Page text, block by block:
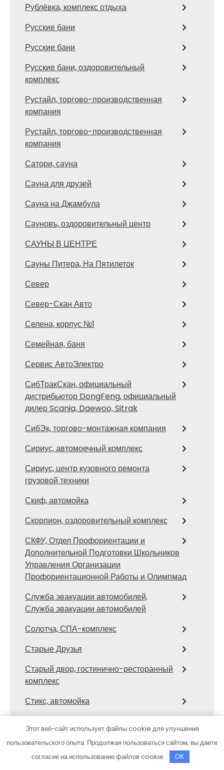
Рублёвка, комплекс отдыха
Русские бани
Русские бани
Русские бани, оздоровительный
комплекс
Рустайл, торгово-производственная
компания
Рустайл, торгово-производственная
компания
Сатори, сауна
Сауна для друзей
Сауна на Джамбула
Сауновъ, оздоровительный центр
САУНЫ В ЦЕНТРЕ
Сауны Питера, На Пятилеток
Север
Север-Скан Авто
Селена, корпус №1
Семейная, баня
Сервис АвтоЭлектро
СибТракСкан, официальный
дистрибьютор DongFeng, официальный
дилер Scania, Daewoo, Sitrak
СибЭк, торгово-монтажная компания
Сириус, автомоечный комплекс
Сириус, центр кузовного ремонта
грузовой техники
Скиф, автомойка
Скорпион, оздоровительный комплекс
СКФУ, Отдел Профориентации и
Дополнительной Подготовки Школьников
Управления Организации
Профориентационной Работы и Олимпмад
Служба эвакуации автомобилей,
Служба эвакуации автомобилей
Солотча, СПА-комплекс
Старые Друзья
Старый двор, гостинично-ресторанный
комплекс
Стикс, автомойка
СТО
СТО Тора
Этот веб-сайт использует файлы cookie для улучшения
пользовательского опыта. Продолжая пользоваться сайтом, вы даете
согласие на использование файлов cookie.
OK